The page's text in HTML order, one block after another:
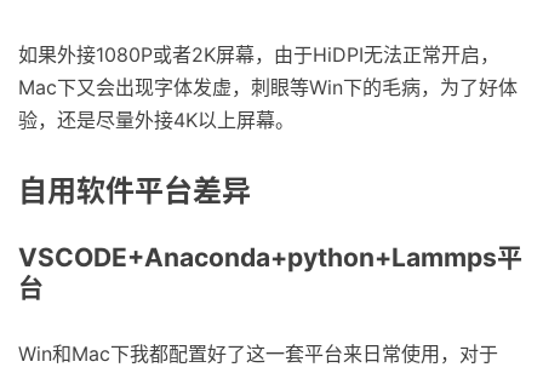
如果外接1080P或者2K屏幕，由于HiDPI无法正常开启，
Mac下又会出现字体发虚，刺眼等Win下的毛病，为了好体
验，还是尽量外接4K以上屏幕。
自用软件平台差异
VSCODE+Anaconda+python+Lammps平
台
Win和Mac下我都配置好了这一套平台来日常使用，对于